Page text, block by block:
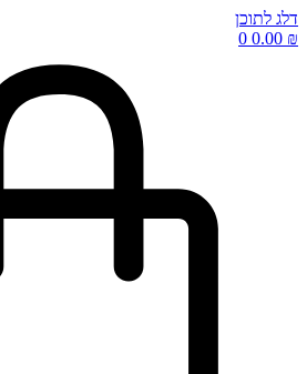
דלג לתוכן
0.00 ₪
0